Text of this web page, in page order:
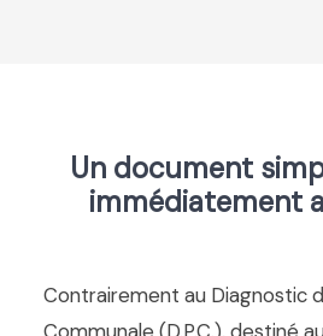
Un document
immédiatement
Contrairement au Diagnostic